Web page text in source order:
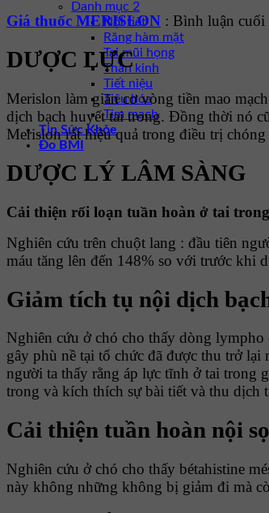
Danh mục 2
Nội tiết
Răng hàm mặt
Tai mũi họng
Thần kinh
Tiết niệu
Tiêu hóa
Tim mạch
Tin Sức Khỏe
Đo BMI
Giá thuốc MERISLON : Bình luận cuối
DƯỢC LỰC
Merislon làm giãn cơ vòng tiền mao
dịch bạch huyết tai trong. Đồng thời nó
Merislon rất hiệu quả trong điều trị
DƯỢC LÝ LÂM SÀNG
Cải thiện rối loạn tuần hoàn ở tai trong
Nghiên cứu trên chuột lang : đầu tiên
máu tăng lên đến 148% so với trước khi
Giảm tích tụ nội dịch
Nghiên cứu ở chó cho thấy dòng
gây phù nề tại tổ chức đã được thu trở
người ta thấy rằng áp lực tĩnh ở tai trong
trong và kích thích sự bài tiết và thu dịch
Cải thiện tuần hoàn nội sọ
Nghiên cứu ở chó cho thấy bétahistine
này không những không bị giảm đi mà